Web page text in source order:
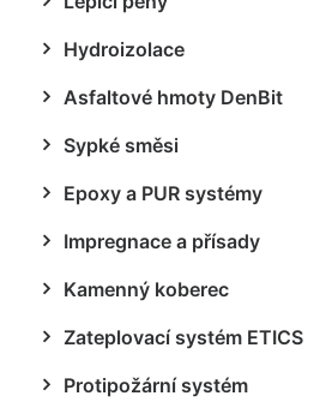
Hydroizolace
Asfaltové hmoty DenBit
Sypké směsi
Epoxy a PUR systémy
Impregnace a přísady
Kamenný koberec
Zateplovací systém ETICS
Protipožární systém